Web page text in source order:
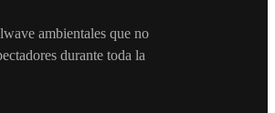
ambientales que no
durante toda la